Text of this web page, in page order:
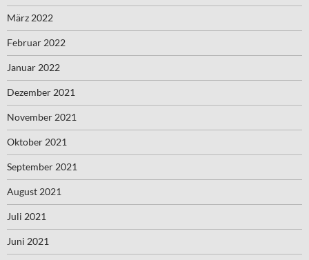
März 2022
Februar 2022
Januar 2022
Dezember 2021
November 2021
Oktober 2021
September 2021
August 2021
Juli 2021
Juni 2021